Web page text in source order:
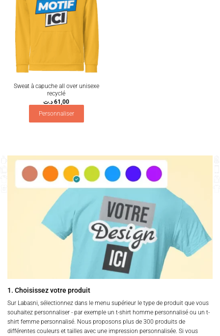
Sweat à capuche all over unisexe
recyclé
61,00 د.ت
Personnaliser
1. Choisissez votre produit
Sur Labasni, sélectionnez dans le menu supérieur le type de produit que vous
souhaitez personnaliser - par exemple un t-shirt homme personnalisé ou un t-
shirt femme personnalisé. Nous proposons plus de 300 produits de
différentes couleurs et tailles avec une impression personnalisée. Si vous